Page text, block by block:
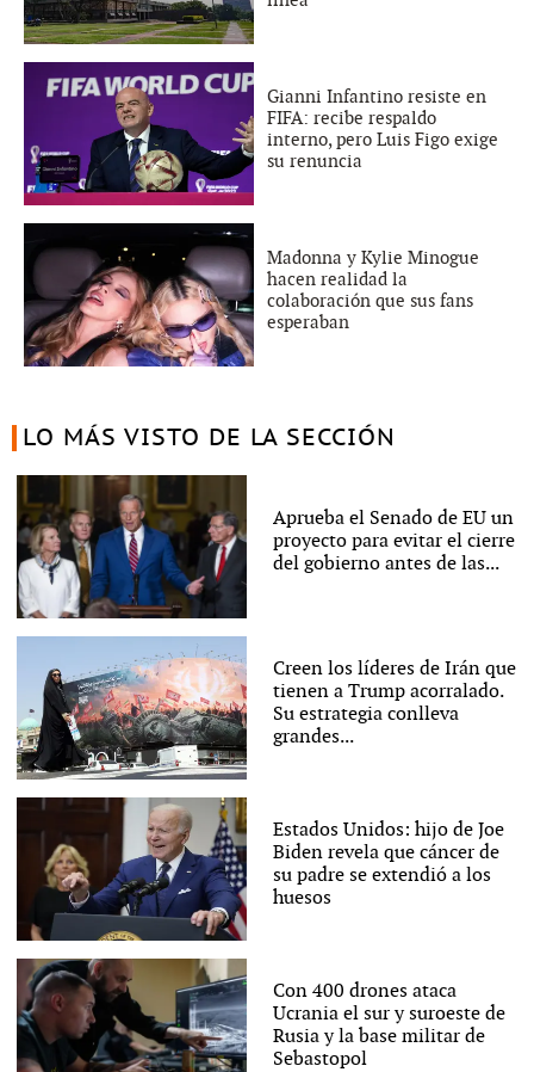
Gianni Infantino resiste en
FIFA: recibe respaldo
interno, pero Luis Figo exige
su renuncia
Madonna y Kylie Minogue
hacen realidad la
colaboración que sus fans
esperaban
LO MÁS VISTO DE LA SECCIÓN
Aprueba el Senado de EU un
proyecto para evitar el cierre
del gobierno antes de las...
Creen los líderes de Irán que
tienen a Trump acorralado.
Su estrategia conlleva
grandes...
Estados Unidos: hijo de Joe
Biden revela que cáncer de
su padre se extendió a los
huesos
Con 400 drones ataca
Ucrania el sur y suroeste de
Rusia y la base militar de
Sebastopol